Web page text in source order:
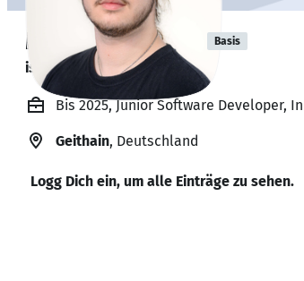
Mark Gotthardt Basis
ist offen für Projekte. 🔎
Bis 2025, Junior Software Developer,
Geithain, Deutschland
Logg Dich ein, um alle Einträge zu sehen.